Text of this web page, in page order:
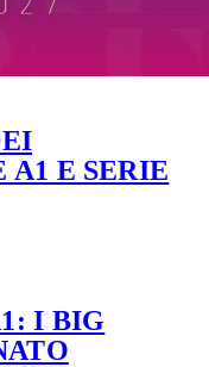
A1 E SERIE
I BIG